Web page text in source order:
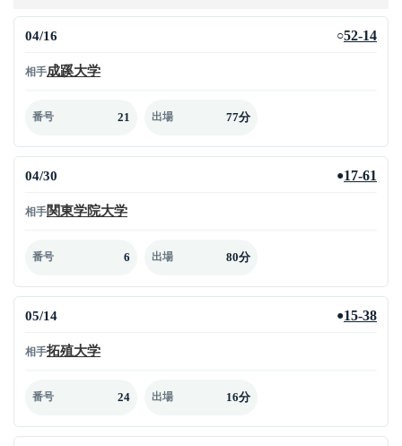
04/16 ○52-14
相手成蹊大学
番号 21 出場 77分
04/30 ●17-61
相手関東学院大学
番号 6 出場 80分
05/14 ●15-38
相手拓殖大学
番号 24 出場 16分